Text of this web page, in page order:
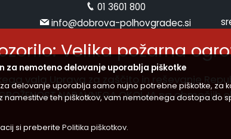
Velika požarna
vala Uprava za zaščito in reševanje
NARAVNEGA OKOLJA na
01 3601 800
info@dobrova-polhovgradec.si
strani
za nemoteno delovanje uporablja piškotke
delovanje uporablja samo nujno potrebne piškotke, za
namestitve teh piškotkov, vam nemotenega dostopa do
si preberite Politika piškotkov.